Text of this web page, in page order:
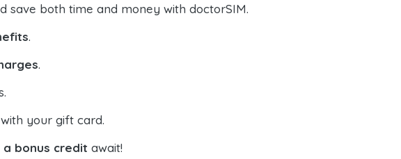
save both time and money with doctorSIM.
.
.
your gift card.
a bonus credit await!